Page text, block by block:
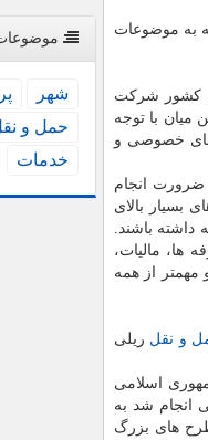
به موضوعات
كشور شركت
میان با توجه
های خصوصی و
ضرورت انجام
بسیار بالای
داشته باشند.
ها، مالیات،
مهمتر از همه
و نقل ریلی
اسلامی
انجام شد به
طرح های بزرگ
شهر
حمل و
خدمات